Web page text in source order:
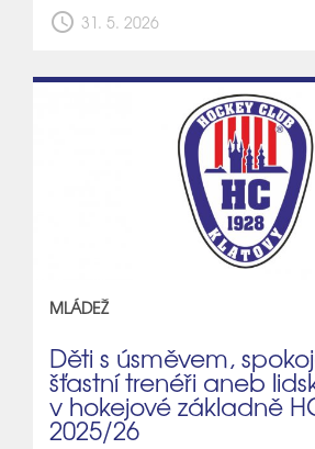
schedule 31. 5. 2026
MLÁDEŽ
Děti s úsměvem,
šťastní trenéři aneb
v hokejové základně
2025/26